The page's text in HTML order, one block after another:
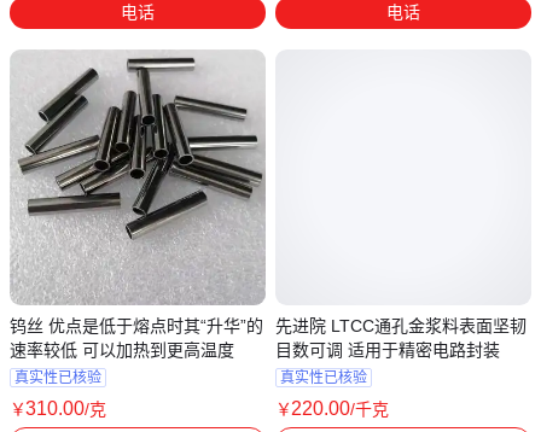
电话
钨丝 优点是低于熔点时其“升华”的
速率较低 可以加热到更高温度
真实性已核验
￥310.00/克
广东深圳
电话
先进院 LTCC通孔金浆料表面坚韧
目数可调 适用于精密电路封装
真实性已核验
￥220.00/千克
广东深圳